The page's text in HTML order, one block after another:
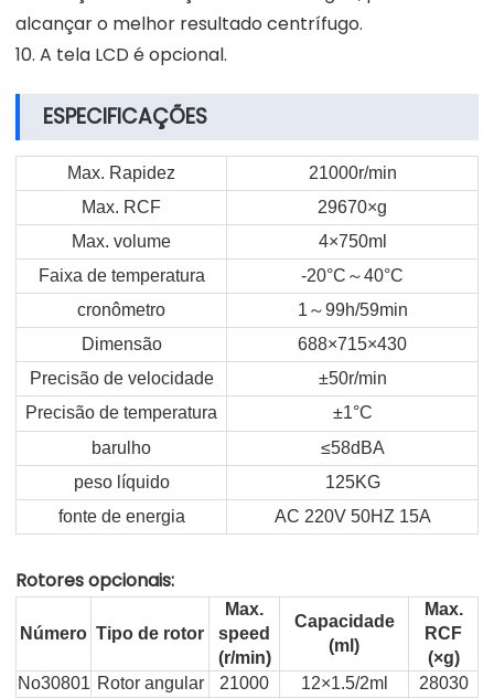
alcançar o melhor resultado centrífugo.
10. A tela LCD é opcional.
ESPECIFICAÇÕES
Max. Rapidez
21000r/min
Max. RCF
29670×g
Max. volume
4×750ml
Faixa de temperatura
-20°C ～40°C
cronômetro
1 ～99h/59min
Dimensão
688×715×430
Precisão de velocidade
±50r/min
Precisão de temperatura
±1°C
barulho
≤58dBA
peso líquido
125KG
fonte de energia
AC 220V 50HZ 15A
Rotores opcionais:
Número Tipo de rotor
Max.
speed
(r/min)
Capacidade
(ml)
Max.
RCF
(×g)
No30801 Rotor angular 21000 12×1.5/2ml
28030